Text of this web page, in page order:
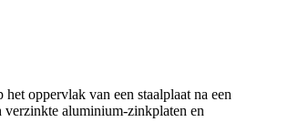
oppervlak van een staalplaat na een
verzinkte aluminium-zinkplaten en